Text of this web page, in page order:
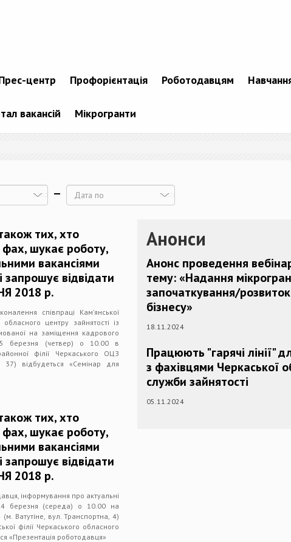
центр Профорієнтація Роботодавцям
вакансій Мікрогранти
тих, хто
шукає роботу,
вакансіями
запрошує відвідати
2018 р.
співпраці Кам’янської
центру зайнятості із
на заміщення кадрового
березня (четвер) о 10.00 в
філії Черкаського ОЦЗ
37) відбудеться «Семінар для
тих, хто
шукає роботу,
вакансіями
запрошує відвідати
2018 р.
інформування про актуальні
березня (середа) о 10.00 на
Ватутіне, вул. Транспортна, 4)
філії Черкаського обласного
«Презентація роботодавця»
Анонси
Анонс проведення
тему: «Надання
започаткування/
бізнесу»
18.11.2024
Працюють "гарячі лінії"
з фахівцями Черкаської
служби зайнятості
05.11.2024